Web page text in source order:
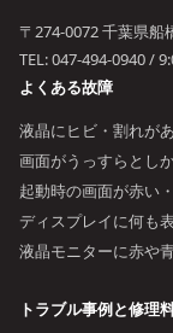
〒274-0072 千葉県船
TEL:047-494-0940/
よくある故障
液晶にヒビ・割れが
画面がうっすらとし
起動時の画面が赤い
ディスプレイに何も
液晶モニターに赤や
トラブル事例と修理